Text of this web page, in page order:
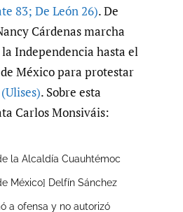
83; De León 26). De
Cárdenas marcha
Independencia hasta el
México para protestar
(Ulises). Sobre esta
Carlos Monsiváis:
la Alcaldía Cuauhtémoc
México] Delfín Sánchez
a ofensa y no autorizó